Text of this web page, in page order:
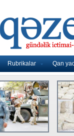
Rubrikalar Qan